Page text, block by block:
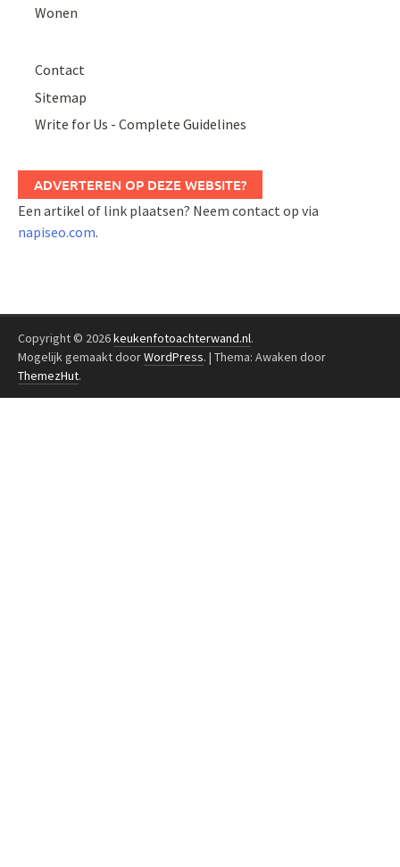
Wonen
Contact
Sitemap
Write for Us - Complete Guidelines
ADVERTEREN OP DEZE WEBSITE?
Een artikel of link plaatsen? Neem contact op via
napiseo.com.
Copyright © 2026keukenfotoachterwand.nl.
Mogelijk gemaakt doorWordPress. | Thema: Awaken door
ThemezHut.